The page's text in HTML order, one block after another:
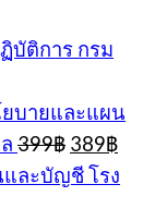
บายและแผน
399฿ Original
price
was:
389฿
is:
และบัญชี โรง